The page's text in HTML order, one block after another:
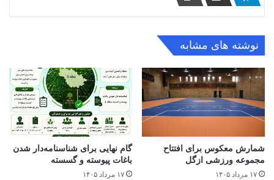
نوشته های مشابه
شمارش معکوس برای افتتاح
مجموعه ورزشی ازگل
۱۷ مرداد ۱۴۰۵
گام نهایی برای شناسنامه‌دار شدن
باغات پیوسته و گسسته
۱۷ مرداد ۱۴۰۵